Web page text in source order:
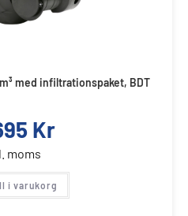
med infiltrationspaket, BDT
Kr
moms
i varukorg